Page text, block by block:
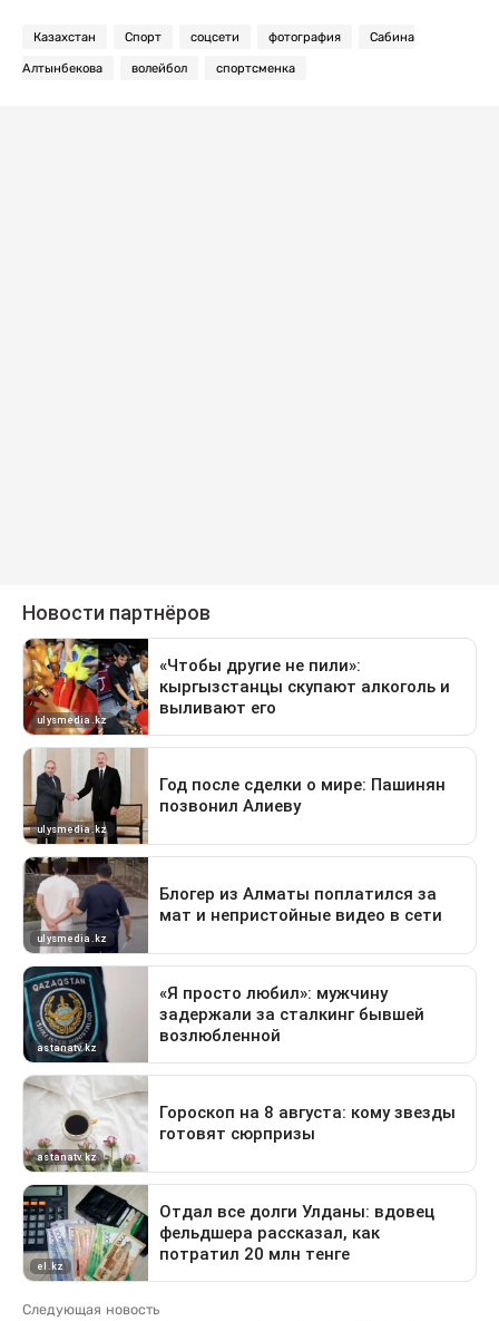
Казахстан Спорт соцсети фотография Сабина
Алтынбекова волейбол спортсменка
Следующая новость